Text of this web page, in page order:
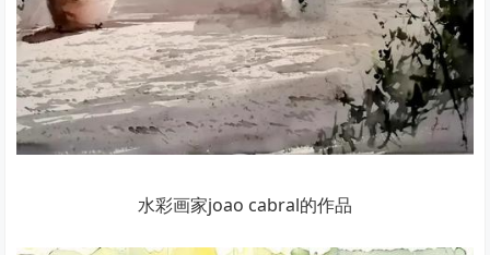
水彩画家joao cabral的作品